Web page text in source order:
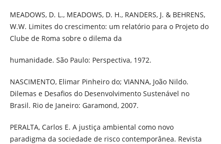
MEADOWS, D. L., MEADOWS, D. H., RANDERS, J. & BEHRENS,
W.W. Limites do crescimento: um relatório para o Projeto do
Clube de Roma sobre o dilema da
humanidade. São Paulo: Perspectiva, 1972.
NASCIMENTO, Elimar Pinheiro do; VIANNA, João Nildo.
Dilemas e Desafios do Desenvolvimento Sustenável no
Brasil. Rio de Janeiro: Garamond, 2007.
PERALTA, Carlos E. A justiça ambiental como novo
paradigma da sociedade de risco contemporânea. Revista